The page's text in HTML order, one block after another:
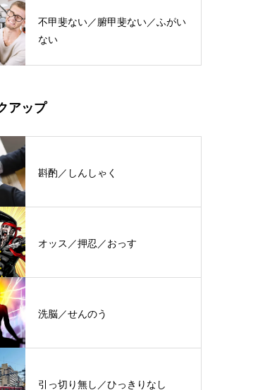
不甲斐ない／腑甲斐ない／ふがい
ない
アップ
斟酌／しんしゃく
オッス／押忍／おっす
洗脳／せんのう
引っ切り無し／ひっきりなし